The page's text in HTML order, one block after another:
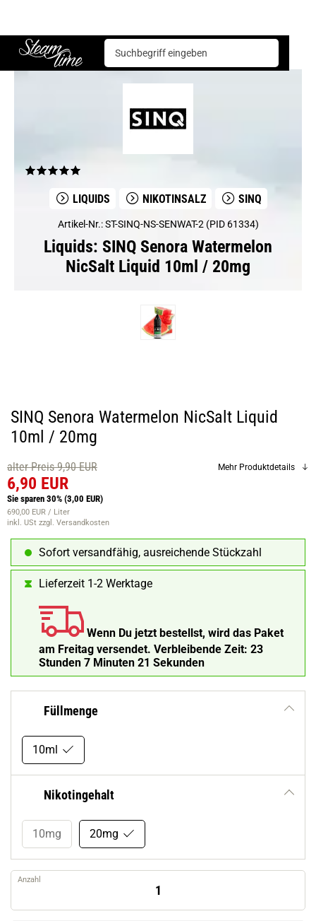
Steam time
Liquids SINQ Senora Watermelon NicSalt Liquid 10ml / 20mg
LIQUIDS NIKOTINSALZ SINQ
Artikel-Nr.: ST-SINQ-NS-SENWAT-2 (PID 61334)
Liquids: SINQ Senora Watermelon
NicSalt Liquid 10ml / 20mg
SINQ Senora Watermelon NicSalt Liquid
10ml / 20mg
alter Preis 9,90 EUR
6,90 EUR
Sie sparen 30% (3,00 EUR)
690,00 EUR / Liter
inkl. USt zzgl. Versandkosten
Mehr Produktdetails
Sofort versandfähig, ausreichende Stückzahl
Lieferzeit 1-2 Werktage
Wenn Du jetzt bestellst, wird das Paket
am Freitag versendet. Verbleibende Zeit: 23
Stunden 7 Minuten 20 Sekunden
Füllmenge
10ml
Nikotingehalt
10mg 20mg
Anzahl